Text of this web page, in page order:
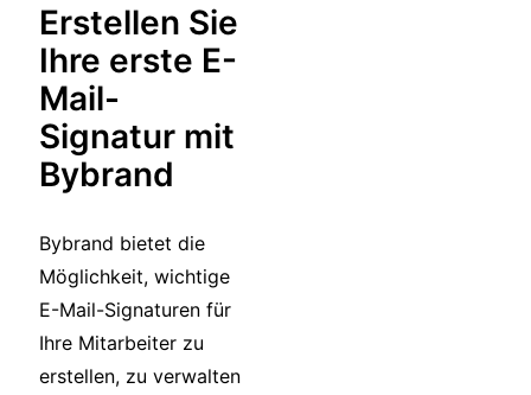
Erstellen Sie
Ihre erste E-
Mail-
Signatur mit
Bybrand
Bybrand bietet die
Möglichkeit, wichtige
E-Mail-Signaturen für
Ihre Mitarbeiter zu
erstellen, zu verwalten